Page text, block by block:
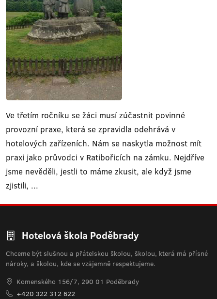
Ve třetím ročníku se žáci musí zúčastnit povinné
provozní praxe, která se zpravidla odehrává v
hotelových zařízeních. Nám se naskytla možnost mít
praxi jako průvodci v Ratibořicích na zámku. Nejdříve
jsme nevěděli, jestli to máme zkusit, ale když jsme
zjistili, ...
Hotelová škola Poděbrady
Chceme být slušnou a přátelskou školou, školou, která má přísné
nároky, a školou, kde se vzájemně respektujeme.
Komenského 156/7, 290 01 Poděbrady
+420 322 312 622